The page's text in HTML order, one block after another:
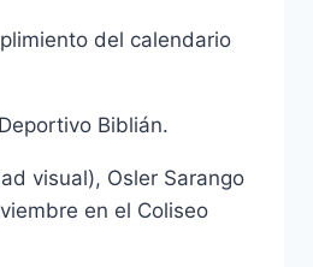
del calendario
Biblián.
visual), Osler Sarango
en el Coliseo